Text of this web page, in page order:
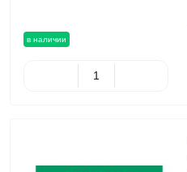
в наличии